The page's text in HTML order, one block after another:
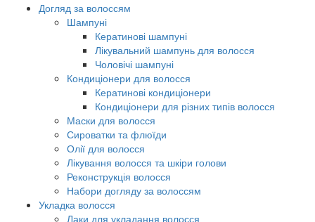
Догляд за волоссям
Шампуні
Кератинові шампуні
Лікувальний шампунь для волосся
Чоловічі шампуні
Кондиціонери для волосся
Кератинові кондиціонери
Кондиціонери для різних типів волосся
Маски для волосся
Сироватки та флюїди
Олії для волосся
Лікування волосся та шкіри голови
Реконструкція волосся
Набори догляду за волоссям
Укладка волосся
Лаки для укладання волосся